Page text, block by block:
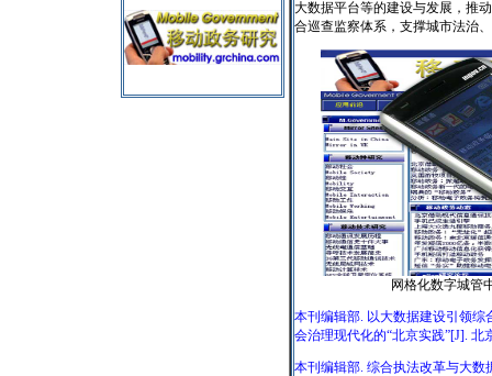
大数据平台等的建设与发展，推
合巡查监察体系，支撑城市法治
网格化数字城管
本刊编辑部. 以大数据建设引领
会治理现代化的“北京实践”[J]. 北
本刊编辑部. 综合执法改革与大